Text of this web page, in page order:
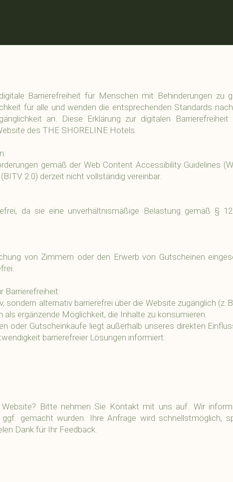
Barrierefreiheit für Menschen mit Behinderungen zu
für alle und wenden die entsprechenden Standards
an. Diese Erklärung zur digitalen
des THE SHORELINE Hotels.
gemäß der Web Content Accessibility Guidelines
2.0) derzeit nicht vollständig vereinbar.
da sie eine unverhältnismäßige Belastung gemäß §
von Zimmern oder den Erwerb von Gutscheinen
Barrierefreiheit:
sondern alternativ barrierefrei über die Website zugänglich (z.
als ergänzende Möglichkeit, die Inhalte zu konsumieren.
oder Gutscheinkäufe liegt außerhalb unseres direkten
barrierefreier Lösungen informiert.
Bitte nehmen Sie Kontakt mit uns auf. Wir
gemacht wurden. Ihre Anfrage wird schnellstmöglich,
Dank für Ihr Feedback.